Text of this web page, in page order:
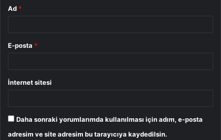
Ad *
E-posta *
İnternet sitesi
Daha sonraki yorumlarımda kullanılması için adım, e-posta
adresim ve site adresim bu tarayıcıya kaydedilsin.